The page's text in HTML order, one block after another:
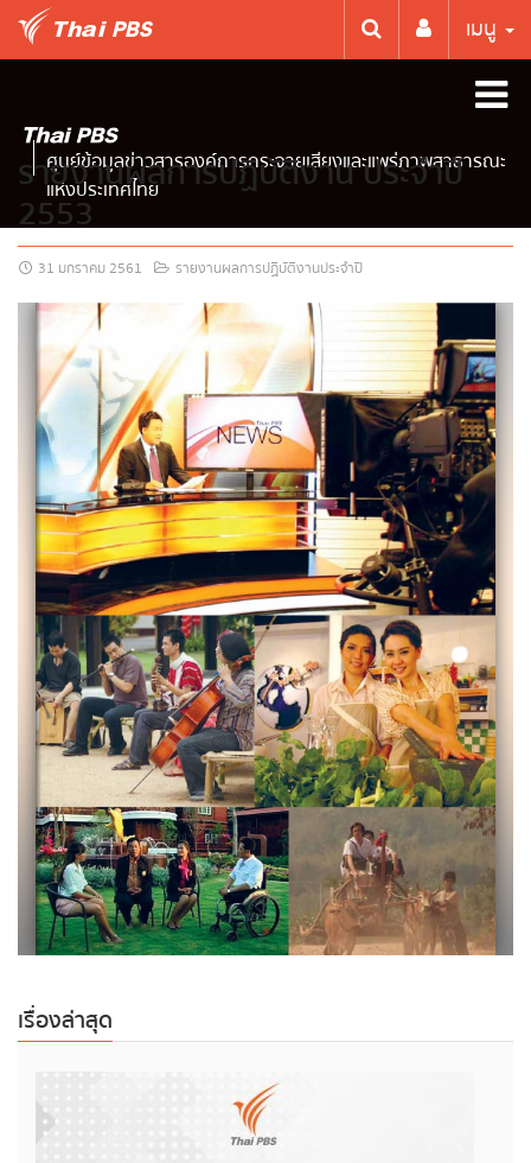
เมนู
ศูนย์ข้อมูลข่าวสารองค์การกระจายเสียงและแพร่ภาพสาธารณะ
แห่งประเทศไทย
รายงานผลการปฏิบัติงาน ประจำปี
2553
31 มกราคม 2561 รายงานผลการปฏิบัติงานประจำปี
เรื่องล่าสุด